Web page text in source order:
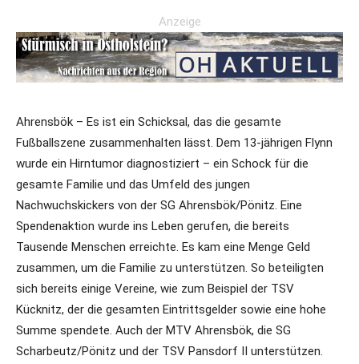
Anzeige
Ahrensbök – Es ist ein Schicksal, das die gesamte
Fußballszene zusammenhalten lässt. Dem 13-jährigen Flynn
wurde ein Hirntumor diagnostiziert – ein Schock für die
gesamte Familie und das Umfeld des jungen
Nachwuchskickers von der SG Ahrensbök/Pönitz. Eine
Spendenaktion wurde ins Leben gerufen, die bereits
Tausende Menschen erreichte. Es kam eine Menge Geld
zusammen, um die Familie zu unterstützen. So beteiligten
sich bereits einige Vereine, wie zum Beispiel der TSV
Kücknitz, der die gesamten Eintrittsgelder sowie eine hohe
Summe spendete. Auch der MTV Ahrensbök, die SG
Scharbeutz/Pönitz und der TSV Pansdorf II unterstützen.